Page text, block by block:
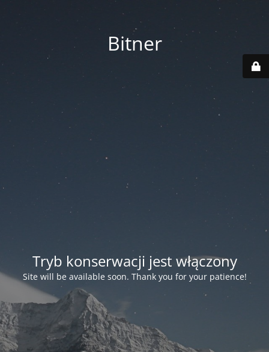
Bitner
Tryb konserwacji jest włączony
Site will be available soon. Thank you for your patience!